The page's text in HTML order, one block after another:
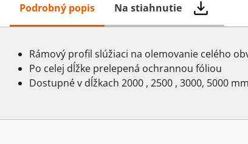
Podrobný popis Na stiahnutie
Rámový profil slúžiaci na olemovanie celého
Po celej dĺžke prelepená ochrannou fóliou
Dostupné v dĺžkach 2000 , 2500 , 3000, 5000